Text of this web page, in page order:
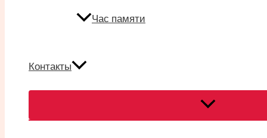
Час памяти
Контакты